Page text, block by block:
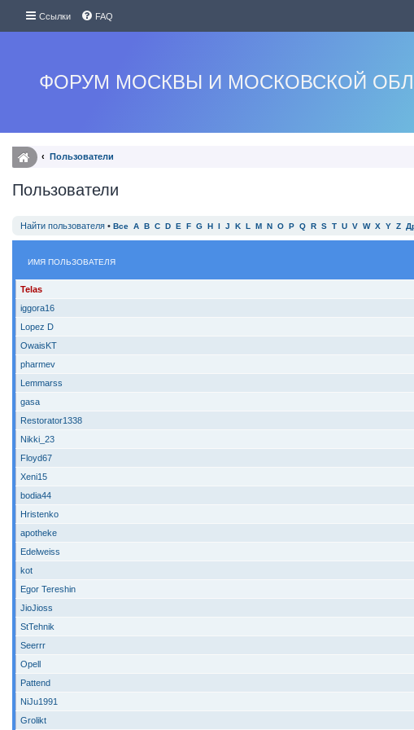
Ссылки FAQ
ФОРУМ МОСКВЫ И МОСКОВСКОЙ
Пользователи
Пользователи
Найти пользователя • Все A B C D E F G H I J K L M N O P Q R S T U V W X Y Z
ИМЯ ПОЛЬЗОВАТЕЛЯ
Telas
iggora16
Lopez D
OwaisKT
pharmev
Lemmarss
gasa
Restorator1338
Nikki_23
Floyd67
Xeni15
bodia44
Hristenko
apotheke
Edelweiss
kot
Egor Tereshin
JioJioss
StTehnik
Seerrr
Opell
Pattend
NiJu1991
Grolikt